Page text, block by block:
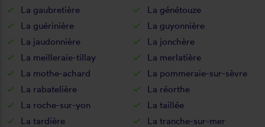
La gaubretière
La génétouze
La guérinière
La guyonnière
La jaudonnière
La jonchère
La meilleraie-tillay
La merlatière
La mothe-achard
La pommeraie-sur-sèvre
La rabatelière
La réorthe
La roche-sur-yon
La taillée
La tardière
La tranche-sur-mer